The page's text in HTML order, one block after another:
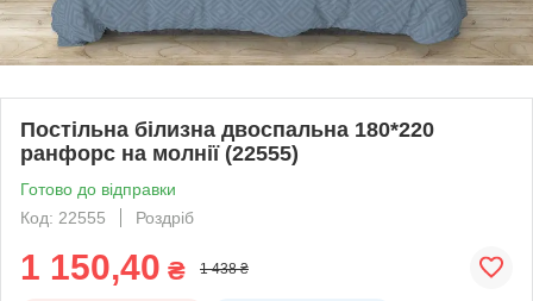
Постільна білизна двоспальна 180*220
ранфорс на молнії (22555)
Готово до відправки
Код: 22555
Роздріб
1 150,40 ₴ 1 438 ₴